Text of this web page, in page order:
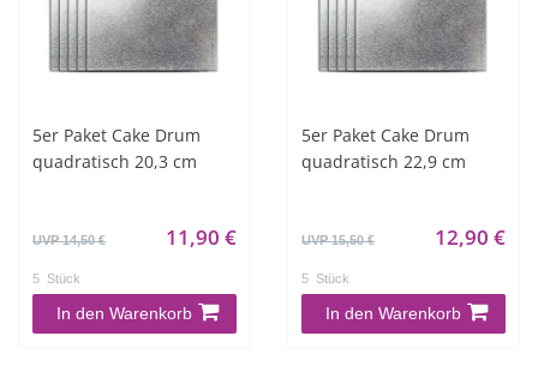
5er Paket Cake Drum
quadratisch 20,3 cm
UVP 14,50 € 11,90 €
5 Stück
In den Warenkorb
5er Paket Cake Drum
quadratisch 22,9 cm
UVP 15,50 € 12,90 €
5 Stück
In den Warenkorb